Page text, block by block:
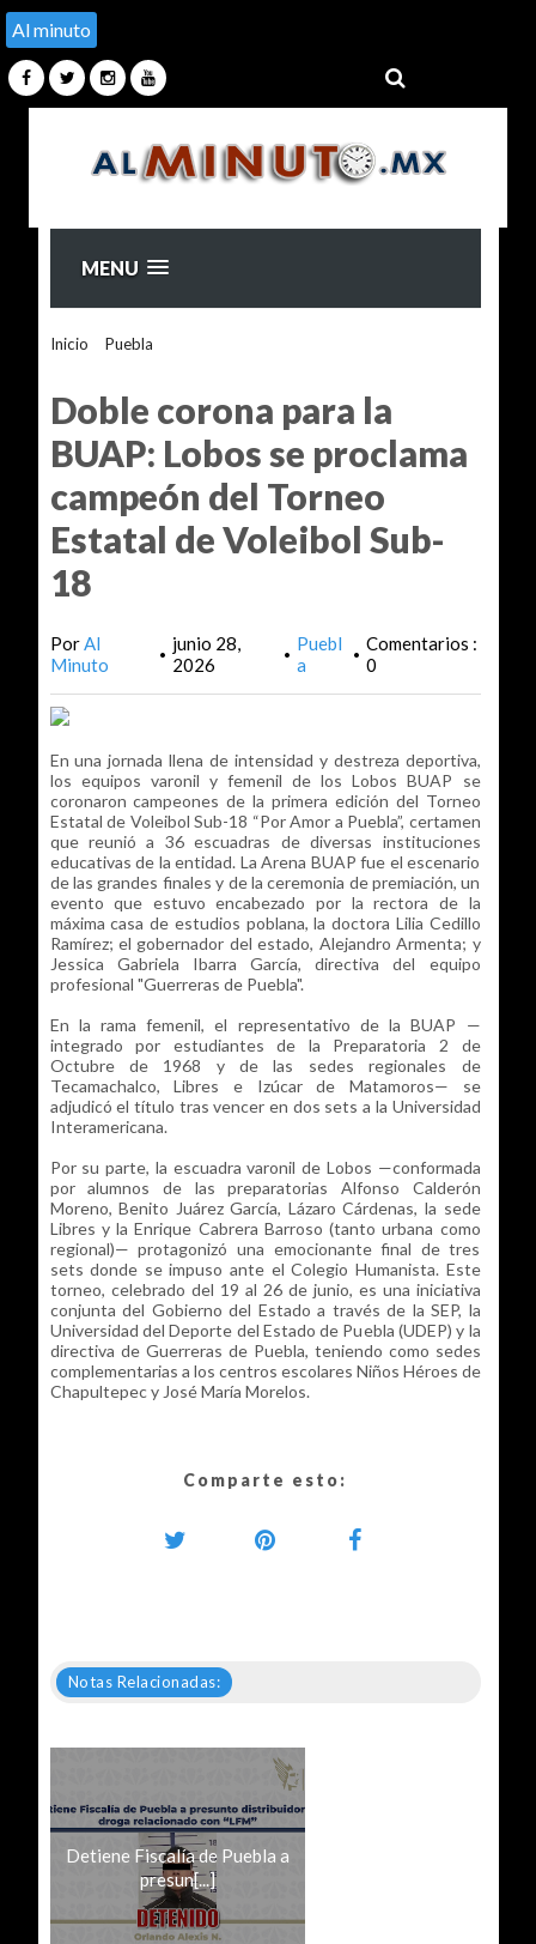
Al minuto
MENU
Inicio Puebla
Doble corona para la
BUAP: Lobos se proclama
campeón del Torneo
Estatal de Voleibol Sub-
18
PorAl
Minuto
• junio 28,
2026
• Puebl
a
• Comentarios :
0
En una jornada llena de intensidad y destreza deportiva,
los equipos varonil y femenil de los Lobos BUAP se
coronaron campeones de la primera edición del Torneo
Estatal de Voleibol Sub-18 “Por Amor a Puebla”, certamen
que reunió a 36 escuadras de diversas instituciones
educativas de la entidad. La Arena BUAP fue el escenario
de las grandes finales y de la ceremonia de premiación, un
evento que estuvo encabezado por la rectora de la
máxima casa de estudios poblana, la doctora Lilia Cedillo
Ramírez; el gobernador del estado, Alejandro Armenta; y
Jessica Gabriela Ibarra García, directiva del equipo
profesional "Guerreras de Puebla".
En la rama femenil, el representativo de la BUAP —
integrado por estudiantes de la Preparatoria 2 de
Octubre de 1968 y de las sedes regionales de
Tecamachalco, Libres e Izúcar de Matamoros— se
adjudicó el título tras vencer en dos sets a la Universidad
Interamericana.
Por su parte, la escuadra varonil de Lobos —conformada
por alumnos de las preparatorias Alfonso Calderón
Moreno, Benito Juárez García, Lázaro Cárdenas, la sede
Libres y la Enrique Cabrera Barroso (tanto urbana como
regional)— protagonizó una emocionante final de tres
sets donde se impuso ante el Colegio Humanista. Este
torneo, celebrado del 19 al 26 de junio, es una iniciativa
conjunta del Gobierno del Estado a través de la SEP, la
Universidad del Deporte del Estado de Puebla (UDEP) y la
directiva de Guerreras de Puebla, teniendo como sedes
complementarias a los centros escolares Niños Héroes de
Chapultepec y José María Morelos.
Comparte esto:
Notas Relacionadas:
Detiene Fiscalía de Puebla a
presun[...]